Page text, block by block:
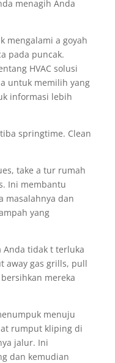
menagih Anda
mengalami a goyah
pada puncak.
HVAC solusi
untuk memilih yang
informasi lebih
springtime. Clean
take a tur rumah
Ini membantu
masalahnya dan
yang
tidak t terluka
away gas grills, pull
mereka
menuju
rumput kliping di
jalur. Ini
dan kemudian